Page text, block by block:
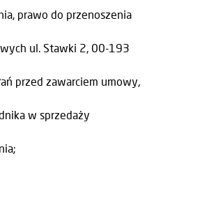
prawo do przenoszenia
ul. Stawki 2, 00-193
przed zawarciem umowy,
w sprzedaży